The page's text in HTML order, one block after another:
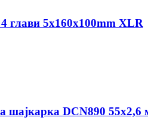
глави 5x160x100mm XLR
шајкарка DCN890 55х2,6